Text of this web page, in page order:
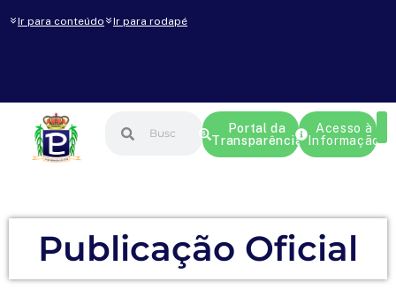
Ir para conteúdo Ir para rodapé
Portal da
Transparência
Acesso à
Informação
Publicação Oficial